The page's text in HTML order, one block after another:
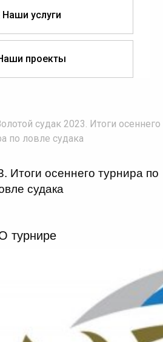
Наши услуги
проекты
судак 2023. Итоги осеннего
по ловле судака
Итоги осеннего турнира по
судака
турнире